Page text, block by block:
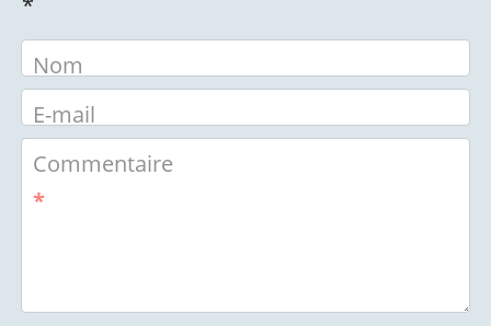
Nom
E-mail
Commentaire
*